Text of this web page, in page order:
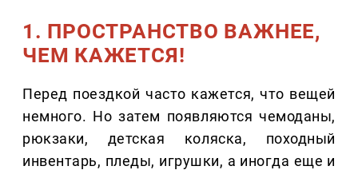
1. ПРОСТРАНСТВО ВАЖНЕЕ,
ЧЕМ КАЖЕТСЯ!
Перед поездкой часто кажется, что вещей
немного. Но затем появляются чемоданы,
рюкзаки, детская коляска, походный
инвентарь, пледы, игрушки, а иногда еще и